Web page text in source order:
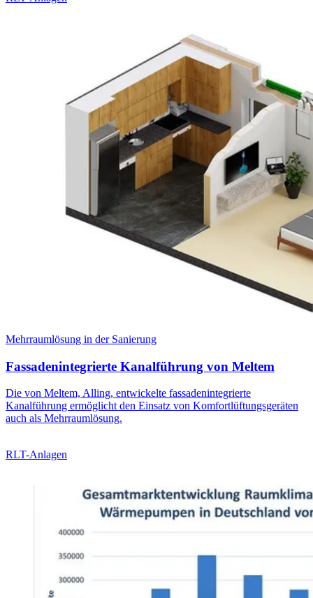
Mehrraumlösung in der Sanierung
Fassadenintegrierte Kanalführung von Meltem
Die von Meltem, Alling, entwickelte fassadenintegrierte
Kanalführung ermöglicht den Einsatz von Komfortlüftungsgeräten
auch als Mehrraumlösung.
RLT-Anlagen